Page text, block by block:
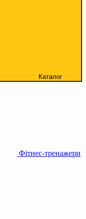
Каталог
Фітнес-тренажери